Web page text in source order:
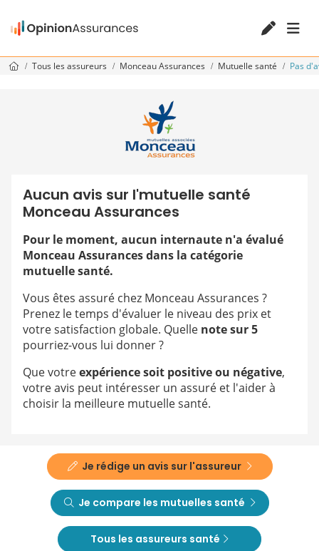
Tous les assureurs Monceau Assurances Mutuelle santé Pas
Aucun avis sur l'mutuelle santé
Monceau Assurances
Pour le moment, aucun internaute n'a évalué
Monceau Assurances dans la catégorie
mutuelle santé.
Vous êtes assuré chez Monceau Assurances ?
Prenez le temps d'évaluer le niveau des prix et
votre satisfaction globale. Quelle note sur 5
pourriez-vous lui donner ?
Que votreexpérience soit positive ou négative,
votre avis peut intéresser un assuré et l'aider à
choisir la meilleure mutuelle santé.
Je rédige un avis sur l'assureur
Je compare les mutuelles santé
Tous les assureurs santé